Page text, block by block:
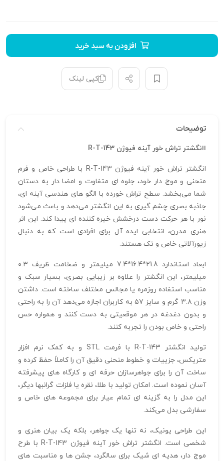
افزودن به سبد خرید
کپی لینک
توضیحات
اانگشتر تراش خور آینه فیوژن R-T-143
انگشتر تراش خور آینه فیوژن R-T-143 با طراحی خاص و فرم
منحنی و موج‌ دار خود، جلوه‌ ای متفاوت و امضا دار به دستان
شما می‌بخشد. سطح تراش خورده با الگو های هندسی آینه‌ ای،
جاذبه بصری چشم‌ گیری به این انگشتر می‌دهد و باعث می‌شود
نور با هر حرکت دست درخشش خیره‌ کننده‌ ای پیدا کند. این اثر
هنری مدرن، انتخابی ایده‌ آل برای افرادی است که به دنبال
زیورآلاتی خاص و تک هستند.
ابعاد استاندارد 21.8*16.4*7.4 میلیمتر و ضخامت ظریف ۰.۳
میلیمتر، این انگشتر را علاوه بر زیبایی بصری، بسیار سبک و
مناسب استفاده روزمره یا مجالس مختلف ساخته است. داشتن
وزن ۳.۸ گرم و سایز ۵۷ به کاربران اجازه می‌دهد آن را به راحتی
و بدون دغدغه در هر موقعیتی به دست کنند و همواره حس
راحتی و خاص بودن را تجربه کنند.
تولید انگشتر R-T-143 با فرمت STL و به کمک نرم‌ افزار
متریکس، جزییات و خطوط منحنی دقیق آن را کاملاً حفظ کرده و
ساخت آن را برای جواهرسازان حرفه‌ ای و کارگاه‌ های پیشرفته
آسان نموده است. امکان تولید با طلا، نقره یا فلزات گرانبها دیگر،
این مدل را به گزینه‌ ای تمام‌ عیار برای مجموعه‌ های خاص و
سفارشی بدل می‌کند.
این طراحی یونیک، نه تنها یک جواهر، بلکه یک بیان هنری و
شخصی است. انگشتر تراش خور آینه فیوژن R-T-143 با طرح
موج‌ دار، هدیه‌ ای شیک برای سالگرد، جشن‌ ها و مناسبت‌ های